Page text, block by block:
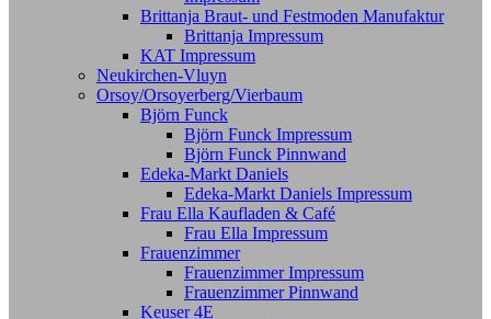
Brittanja Braut- und Festmoden Manufaktur
Brittanja Impressum
KAT Impressum
Neukirchen-Vluyn
Orsoy/Orsoyerberg/Vierbaum
Björn Funck
Björn Funck Impressum
Björn Funck Pinnwand
Edeka-Markt Daniels
Edeka-Markt Daniels Impressum
Frau Ella Kaufladen & Café
Frau Ella Impressum
Frauenzimmer
Frauenzimmer Impressum
Frauenzimmer Pinnwand
Keuser 4E